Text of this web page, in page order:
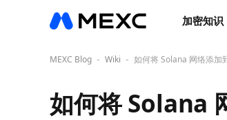
加密知识
MEXC Blog - Wiki - 如何将 Solana 网络添加
如何将 Solana